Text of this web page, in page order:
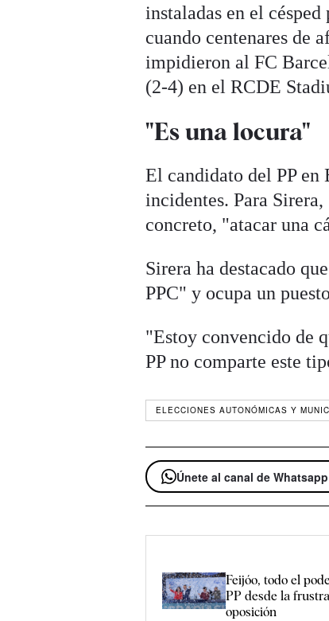
instaladas en el
cuando centenares de
impidieron al FC
(2-4) en el RCDE
"Es una locura"
El candidato del PP en
incidentes. Para
concreto, "atacar una
Sirera ha destacado
PPC" y ocupa un
"Estoy convencido de
PP no comparte este
ELECCIONES AUTONÓMICAS Y
Únete al canal de Whatsapp
Feijóo, todo el
PP desde la
oposición